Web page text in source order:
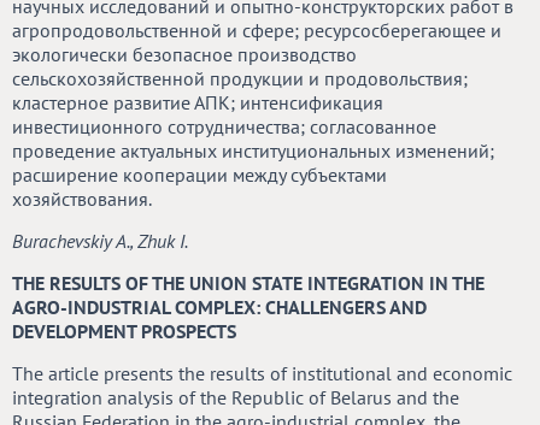
научных исследований и опытно-конструкторских работ в
агропродовольственной и сфере; ресурсосберегающее и
экологически безопасное производство
сельскохозяйственной продукции и продовольствия;
кластерное развитие АПК; интенсификация
инвестиционного сотрудничества; согласованное
проведение актуальных институциональных изменений;
расширение кооперации между субъектами
хозяйствования.
Burachevskiy A., Zhuk I.
THE RESULTS OF THE UNION STATE INTEGRATION IN THE
AGRO-INDUSTRIAL COMPLEX: CHALLENGERS AND
DEVELOPMENT PROSPECTS
The article presents the results of institutional and economic
integration analysis of the Republic of Belarus and the